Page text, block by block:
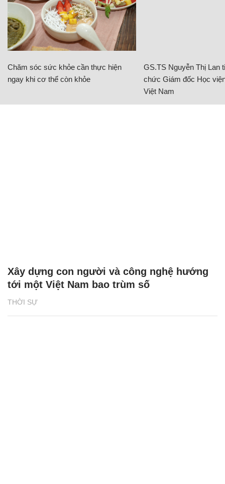
Chăm sóc sức khỏe cần thực hiện
ngay khi cơ thể còn khỏe
GS.TS Nguyễn Thị Lan
chức Giám đốc Học
Việt Nam
THỜI SỰ
Xây dựng con người và công nghệ hướng
tới một Việt Nam bao trùm số